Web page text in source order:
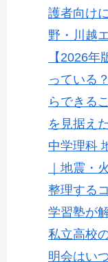
護者向け
野・川越
【2026
っている
らできる
を見据え
中学理科
｜地震・
整理する
学習塾が解
私立高校
明会はい